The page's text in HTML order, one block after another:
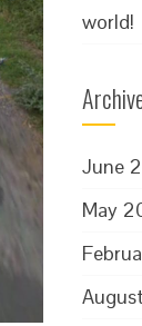
world!
June
May